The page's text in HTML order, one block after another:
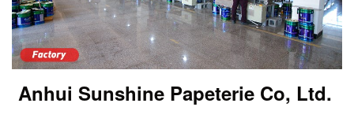
Anhui Sunshine Papeterie Co, Ltd.